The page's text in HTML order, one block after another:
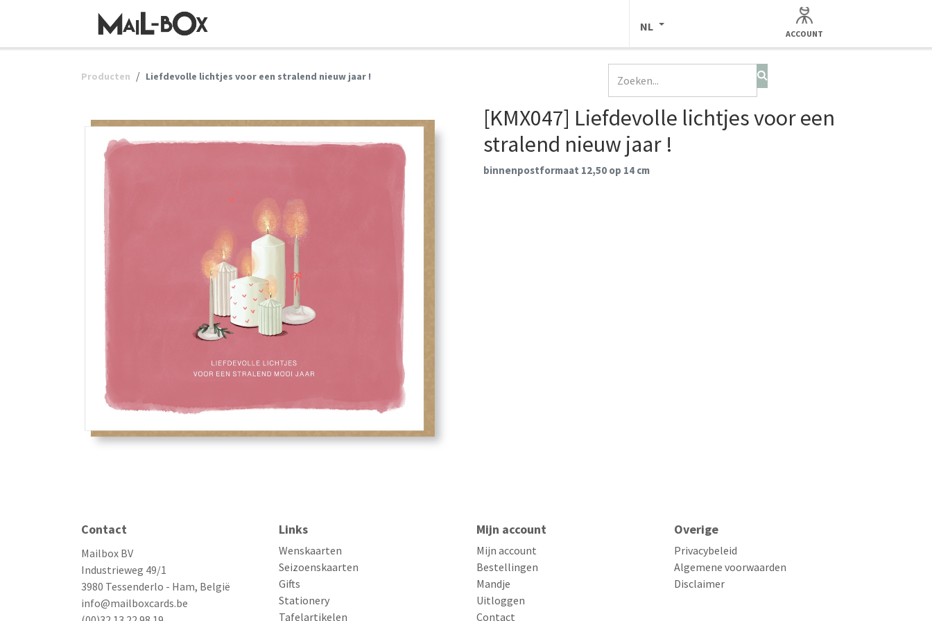
NL
ACCOUNT
Producten Liefdevolle lichtjes voor een stralend nieuw jaar !
[KMX047] Liefdevolle lichtjes voor een
stralend nieuw jaar !
binnenpostformaat 12,50 op 14 cm
Contact
Mailbox BV
Industrieweg 49/1
3980 Tessenderlo - Ham, België
info@mailboxcards.be
Links
Wenskaarten
Seizoenskaarten
Gifts
Stationery
Tafelartikelen
Mijn account
Mijn account
Bestellingen
Mandje
Uitloggen
Contact
Overige
Privacybeleid
Algemene voorwaarden
Disclaimer